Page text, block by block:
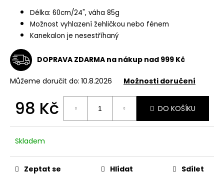
Délka: 60cm/24", váha 85g
Možnost vyhlazení žehličkou nebo fénem
Kanekalon je nesestříhaný
DOPRAVA ZDARMA na nákup nad 999 Kč
Můžeme doručit do: 10.8.2026 Možnosti doručení
98 Kč DO KOŠÍKU
Skladem
Zeptat se Hlídat Sdílet
HLEDAT
D
o
o
u
č
u
j
e